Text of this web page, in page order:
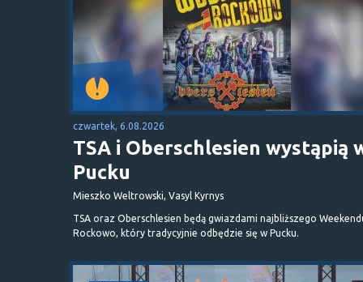
czwartek, 6.08.2026
TSA i Oberschlesien wystąpią
Pucku
Mieszko Weltrowski, Vasyl Kyrnys
TSA oraz Oberschlesien będą gwiazdami najbliższego
Rockowo, który tradycyjnie odbędzie się w Pucku.